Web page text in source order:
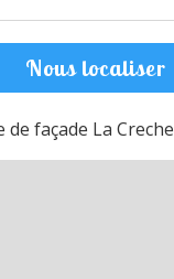
Nous localiser
façade La Creche